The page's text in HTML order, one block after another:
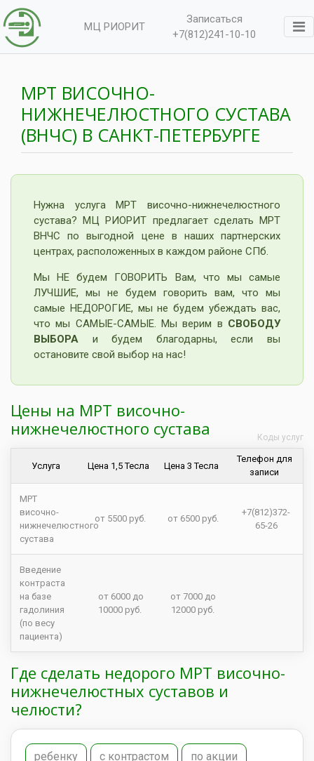
МЦ РИОРИТ
Записаться
+7(812)241-10-10
МРТ ВИСОЧНО-
НИЖНЕЧЕЛЮСТНОГО СУСТАВА
(ВНЧС) В САНКТ-ПЕТЕРБУРГЕ
Нужна услуга МРТ височно-нижнечелюстного
сустава? МЦ РИОРИТ предлагает сделать МРТ
ВНЧС по выгодной цене в наших партнерских
центрах, расположенных в каждом районе СПб.
Мы НЕ будем ГОВОРИТЬ Вам, что мы самые
ЛУЧШИЕ, мы не будем говорить вам, что мы
самые НЕДОРОГИЕ, мы не будем убеждать вас,
что мы САМЫЕ-САМЫЕ. Мы верим в СВОБОДУ
ВЫБОРА и будем благодарны, если вы
остановите свой выбор на нас!
Цены на МРТ височно-
нижнечелюстного сустава
Услуга Цена 1,5 Тесла Цена 3 Тесла
Телефон для
записи
МРТ
височно-
нижнечелюстного
сустава
от 5500 руб. от 6500 руб.
+7(812)372-
65-26
Введение
контраста
на базе
гадолиния
(по весу
пациента)
от 6000 до
10000 руб.
от 7000 до
12000 руб.
Коды услуг
Где сделать недорого МРТ височно-
нижнечелюстных суставов и
челюсти?
ребенку с контрастом по акции